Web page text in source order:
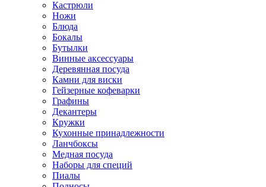
Кастрюли
Ножи
Блюда
Бокалы
Бутылки
Винные аксессуары
Деревянная посуда
Камни для виски
Гейзерные кофеварки
Графины
Декантеры
Кружки
Кухонные принадлежности
Ланчбоксы
Медная посуда
Наборы для специй
Пиалы